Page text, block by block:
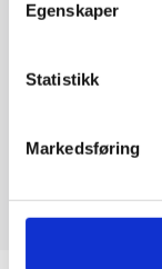
Egenskaper
Statistikk
Markedsføring
PARTNERE